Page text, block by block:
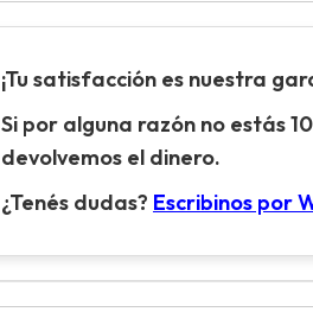
¡Tu satisfacción es nuestra
Si por alguna razón no estás
devolvemos el dinero.
¿Tenés dudas? Escribinos por